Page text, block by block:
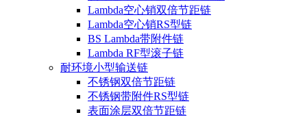
Lambda空心销双倍节距链
Lambda空心销RS型链
BS Lambda带附件链
Lambda RF型滚子链
耐环境小型输送链
不锈钢双倍节距链
不锈钢带附件RS型链
表面涂层双倍节距链